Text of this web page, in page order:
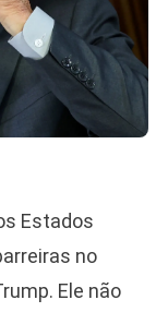
Estados
no
Ele não